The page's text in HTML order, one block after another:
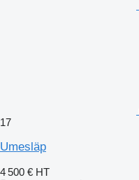
17
Umesläp
4 500 € HT